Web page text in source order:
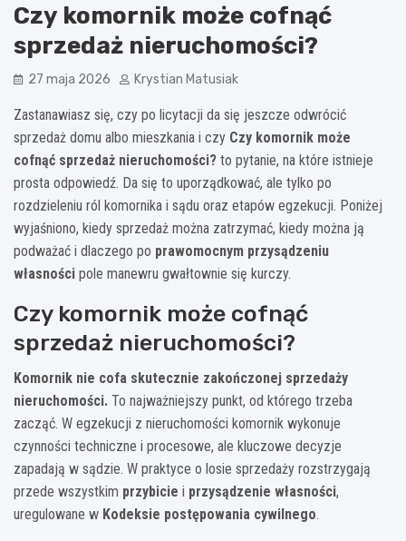
Czy komornik może cofnąć
sprzedaż nieruchomości?
27 maja 2026 Krystian Matusiak
Zastanawiasz się, czy po licytacji da się jeszcze odwrócić
sprzedaż domu albo mieszkania i czy Czy komornik może
cofnąć sprzedaż nieruchomości? to pytanie, na które istnieje
prosta odpowiedź. Da się to uporządkować, ale tylko po
rozdzieleniu ról komornika i sądu oraz etapów egzekucji. Poniżej
wyjaśniono, kiedy sprzedaż można zatrzymać, kiedy można ją
podważać i dlaczego po prawomocnym przysądzeniu
własności pole manewru gwałtownie się kurczy.
Czy komornik może cofnąć
sprzedaż nieruchomości?
Komornik nie cofa skutecznie zakończonej sprzedaży
nieruchomości. To najważniejszy punkt, od którego trzeba
zacząć. W egzekucji z nieruchomości komornik wykonuje
czynności techniczne i procesowe, ale kluczowe decyzje
zapadają w sądzie. W praktyce o losie sprzedaży rozstrzygają
przede wszystkim przybicie i przysądzenie własności,
uregulowane w Kodeksie postępowania cywilnego.